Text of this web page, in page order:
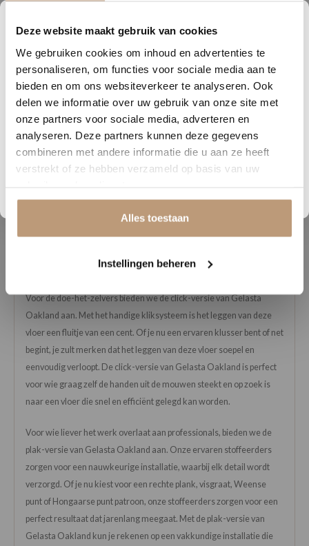
6
DAGEN
19
UREN
42
MINUTEN
54
SECONDEN
Nu tijdelijk 10% korting op
jouw vloer
Vraag snel een offerte aan en bespaar direct.
Bekijk plak PVC vloeren
Deze website maakt gebruik van cookies
We gebruiken cookies om inhoud en advertenties te
personaliseren, om functies voor sociale media aan te
bieden en om ons websiteverkeer te analyseren. Ook
delen we informatie over uw gebruik van onze site met
onze partners voor sociale media, adverteren en
analyseren. Deze partners kunnen deze gegevens
combineren met andere informatie die u aan ze heeft
verstrekt of ze hebben verzameld op basis van uw
Alles toestaan
Instellingen beheren
★★★★★
Snelle levering, mooie vloer en goed advies!
Bekijk alle reviews op Google →
Beschrijving
Gelasta Oakland: Een veelzijdige keuze voor jouw vloerproject
Ben je op zoek naar een vloer die niet alleen stijlvol is, maar ook
gemakkelijk te installeren? Dan is Gelasta Oakland de perfecte
specifieke behoeften te voldoen.
Voor de doe-het-zelvers bieden we de click-versie van Gelasta
Oakland aan. Met het handige kliksysteem is het leggen van deze
vloer een fluitje van een cent. Of je nu een ervaren klusser bent of net
begint, je zult merken dat het leggen van deze vloer soepel en
eenvoudig verloopt. De click-versie van Gelasta Oakland is perfect
voor wie graag zelf de handen uit de mouwen steekt en op zoek is
naar een vloer die snel en efficiënt gelegd kan worden.
Voor wie liever het werk overlaat aan professionals, bieden we de
plak-versie van Gelasta Oakland aan. Onze ervaren stoffeerders
zorgen voor een nauwkeurige installatie, waarbij elk detail wordt
verzorgd. Of je nu kiest voor een rechte plank, visgraat, Weense
punt of Hongaarse punt patroon, onze stoffeerders zorgen voor een
perfect resultaat dat jarenlang meegaat. Met de plak-versie van
Gelasta Oakland kun je rekenen op een vakkundige installatie die